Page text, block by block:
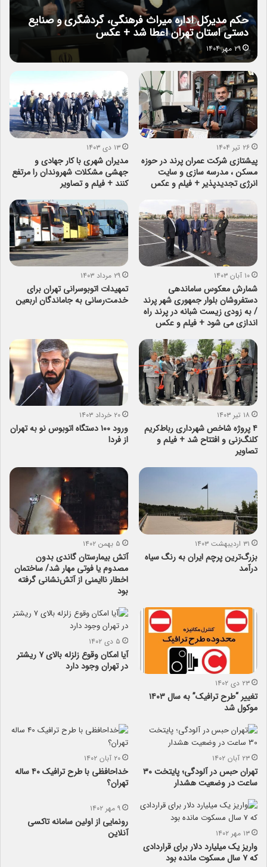
حکم مدیرکل اداره میراث فرهنگی، گردشگری و صنایع
دستی استان تهران اعطا شد + عکس
۲۹ مهر ۱۴۰۴
۲۶ تیر ۱۴۰۴
پیشتازی شرکت عمران پرند در حوزه
مسکن ، مدرسه سازی و سایت
انرژی تجدیدپذیر + فیلم و عکس
۱۳ دی ۱۴۰۳
مدیران شهری با کار جهادی و
جهشی مشکلات شهروندان را مرتفع
کنند + فیلم و تصاویر
۱۰ آبان ۱۴۰۳
شمارش معکوس ساماندهی
دستفروشان بلوار جمهوری شهر پرند
/ به زودی زیست شبانه در پرند راه
اندازی می شود + فیلم و عکس
۲۹ مرداد ۱۴۰۳
تمهیدات اتوبوسرانی تهران برای
خدمت‌رسانی به جاماندگان اربعین
۱۸ تیر ۱۴۰۳
۴ پروژه شاخص شهرداری رباط‌کریم
کلنگ‌زنی و افتتاح شد + فیلم و
تصاویر
۲۰ خرداد ۱۴۰۳
ورود ۱۰۰ دستگاه اتوبوس‌ نو به تهران
از فردا
۳۱ اردیبهشت ۱۴۰۳
بزرگ‌ترین پرچم ایران به رنگ سیاه
درآمد
۵ بهمن ۱۴۰۲
آتش بیمارستان گاندی بدون
مصدوم یا فوتی مهار شد/ ساختمان
اخطار ناایمنی از آتش‌نشانی گرفته
بود
۲۳ دی ۱۴۰۲
تغییر “طرح ترافیک” به سال ۱۴۰۳
موکول شد
۵ دی ۱۴۰۲
آیا امکان وقوع زلزله بالای ۷ ریشتر
در تهران وجود دارد
۲۳ آبان ۱۴۰۲
تهران حبس در آلودگی؛ پایتخت ۳۰
ساعت در وضعیت هشدار
۲۰ آبان ۱۴۰۲
خداحافظی با طرح ترافیک ۴۰ ساله
تهران؟
۱۳ مهر ۱۴۰۲
واریز یک میلیارد دلار برای قراردادی
که ۷ سال مسکوت مانده بود
۹ مهر ۱۴۰۲
رونمایی از اولین سامانه تاکسی
آنلاین